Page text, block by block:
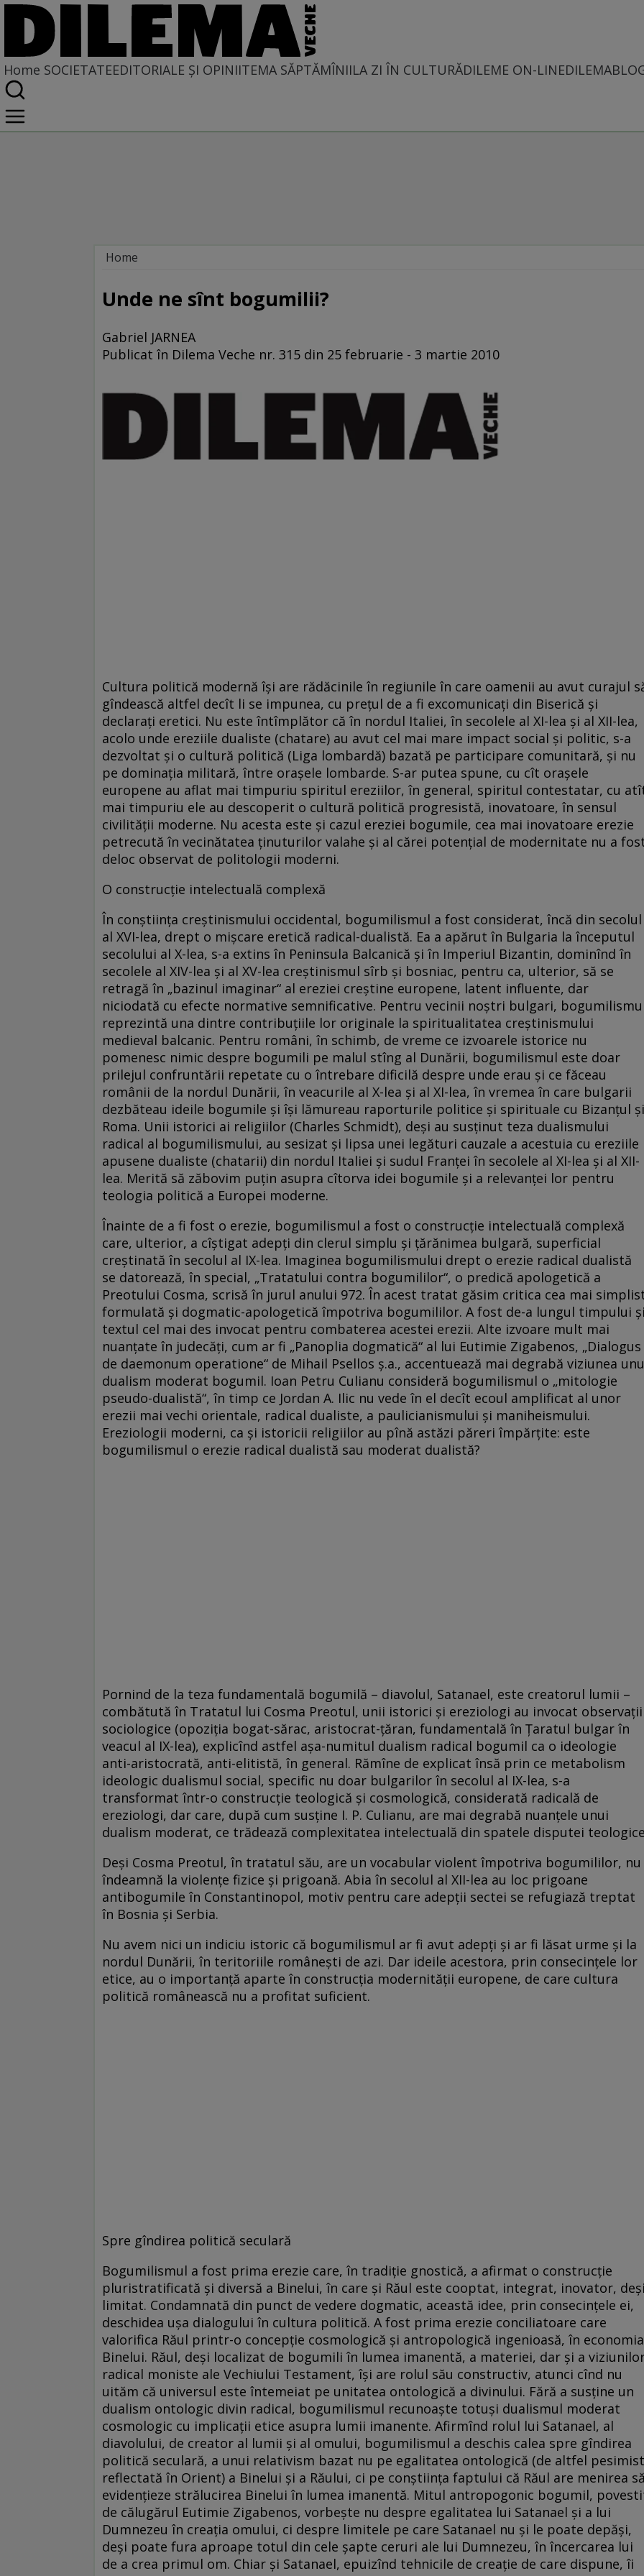
Home SOCIETATEEDITORIALE ȘI OPINIITEMA SĂPTĂMÎNIILA ZI ÎN CULTURĂDILEME ON-LINE
Home
DIN POLUL PLUS
Unde ne sînt bogumilii?
Gabriel JARNEA
Publicat în Dilema Veche nr. 315 din 25 februarie - 3 martie 2010
Cultura politică modernă îşi are rădăcinile în regiunile în care oamenii au avut curajul
gîndească altfel decît li se impunea, cu preţul de a fi excomunicaţi din Biserică şi
declaraţi eretici. Nu este întîmplător că în nordul Italiei, în secolele al XI-lea şi al XII-lea,
acolo unde ereziile dualiste (chatare) au avut cel mai mare impact social şi politic, s-a
dezvoltat şi o cultură politică (Liga lombardă) bazată pe participare comunitară, şi nu
pe dominaţia militară, între oraşele lombarde. S-ar putea spune, cu cît oraşele
europene au aflat mai timpuriu spiritul ereziilor, în general, spiritul contestatar, cu
mai timpuriu ele au descoperit o cultură politică progresistă, inovatoare, în sensul
civilităţii moderne. Nu acesta este şi cazul ereziei bogumile, cea mai inovatoare erezie
petrecută în vecinătatea ţinuturilor valahe şi al cărei potenţial de modernitate nu a
deloc observat de politologii moderni.
O construcţie intelectuală complexă
În conştiinţa creştinismului occidental, bogumilismul a fost considerat, încă din secolul
al XVI-lea, drept o mişcare eretică radical-dualistă. Ea a apărut în Bulgaria la începutul
secolului al X-lea, s-a extins în Peninsula Balcanică şi în Imperiul Bizantin, dominînd în
secolele al XIV-lea şi al XV-lea creştinismul sîrb şi bosniac, pentru ca, ulterior, să se
retragă în „bazinul imaginar“ al ereziei creştine europene, latent influente, dar
niciodată cu efecte normative semnificative. Pentru vecinii noştri bulgari,
reprezintă una dintre contribuţiile lor originale la spiritualitatea creştinismului
medieval balcanic. Pentru români, în schimb, de vreme ce izvoarele istorice nu
pomenesc nimic despre bogumili pe malul stîng al Dunării, bogumilismul este doar
prilejul confruntării repetate cu o întrebare dificilă despre unde erau şi ce făceau
românii de la nordul Dunării, în veacurile al X-lea şi al XI-lea, în vremea în care bulgarii
dezbăteau ideile bogumile şi îşi lămureau raporturile politice şi spirituale cu Bizanţul şi
Roma. Unii istorici ai religiilor (Charles Schmidt), deşi au susţinut teza dualismului
radical al bogumilismului, au sesizat şi lipsa unei legături cauzale a acestuia cu ereziile
apusene dualiste (chatarii) din nordul Italiei şi sudul Franţei în secolele al XI-lea şi al XII-
lea. Merită să zăbovim puţin asupra cîtorva idei bogumile şi a relevanţei lor pentru
teologia politică a Europei moderne.
Înainte de a fi fost o erezie, bogumilismul a fost o construcţie intelectuală complexă
care, ulterior, a cîştigat adepţi din clerul simplu şi ţărănimea bulgară, superficial
creştinată în secolul al IX-lea. Imaginea bogumilismului drept o erezie radical dualistă
se datorează, în special, „Tratatului contra bogumililor“, o predică apologetică a
Preotului Cosma, scrisă în jurul anului 972. În acest tratat găsim critica cea mai
formulată şi dogmatic-apologetică împotriva bogumililor. A fost de-a lungul timpului
textul cel mai des invocat pentru combaterea acestei erezii. Alte izvoare mult mai
nuanţate în judecăţi, cum ar fi „Panoplia dogmatică“ al lui Eutimie Zigabenos, „Dialogus
de daemonum operatione“ de Mihail Psellos ş.a., accentuează mai degrabă viziunea
dualism moderat bogumil. Ioan Petru Culianu consideră bogumilismul o „mitologie
pseudo-dualistă“, în timp ce Jordan A. Ilic nu vede în el decît ecoul amplificat al unor
erezii mai vechi orientale, radical dualiste, a paulicianismului şi maniheismului.
Ereziologii moderni, ca şi istoricii religiilor au pînă astăzi păreri împărţite: este
bogumilismul o erezie radical dualistă sau moderat dualistă?
Pornind de la teza fundamentală bogumilă – diavolul, Satanael, este creatorul lumii –
combătută în Tratatul lui Cosma Preotul, unii istorici şi ereziologi au invocat observaţii
sociologice (opoziţia bogat-sărac, aristocrat-ţăran, fundamentală în Ţaratul bulgar în
veacul al IX-lea), explicînd astfel aşa-numitul dualism radical bogumil ca o ideologie
anti-aristocrată, anti-elitistă, în general. Rămîne de explicat însă prin ce metabolism
ideologic dualismul social, specific nu doar bulgarilor în secolul al IX-lea, s-a
transformat într-o construcţie teologică şi cosmologică, considerată radicală de
ereziologi, dar care, după cum susţine I. P. Culianu, are mai degrabă nuanţele unui
dualism moderat, ce trădează complexitatea intelectuală din spatele disputei
Deşi Cosma Preotul, în tratatul său, are un vocabular violent împotriva bogumililor, nu
îndeamnă la violenţe fizice şi prigoană. Abia în secolul al XII-lea au loc prigoane
antibogumile în Constantinopol, motiv pentru care adepţii sectei se refugiază treptat
în Bosnia şi Serbia.
Nu avem nici un indiciu istoric că bogumilismul ar fi avut adepţi şi ar fi lăsat urme şi la
nordul Dunării, în teritoriile româneşti de azi. Dar ideile acestora, prin consecinţele lor
etice, au o importanţă aparte în construcţia modernităţii europene, de care cultura
politică românească nu a profitat suficient.
Spre gîndirea politică seculară
Bogumilismul a fost prima erezie care, în tradiţie gnostică, a afirmat o construcţie
pluristratificată şi diversă a Binelui, în care şi Răul este cooptat, integrat, inovator,
limitat. Condamnată din punct de vedere dogmatic, această idee, prin consecinţele ei,
deschidea uşa dialogului în cultura politică. A fost prima erezie conciliatoare care
valorifica Răul printr-o concepţie cosmologică şi antropologică ingenioasă, în economia
Binelui. Răul, deşi localizat de bogumili în lumea imanentă, a materiei, dar şi a
radical moniste ale Vechiului Testament, îşi are rolul său constructiv, atunci cînd nu
uităm că universul este întemeiat pe unitatea ontologică a divinului. Fără a susţine un
dualism ontologic divin radical, bogumilismul recunoaşte totuşi dualismul moderat
cosmologic cu implicaţii etice asupra lumii imanente. Afirmînd rolul lui Satanael, al
diavolului, de creator al lumii şi al omului, bogumilismul a deschis calea spre gîndirea
politică seculară, a unui relativism bazat nu pe egalitatea ontologică (de altfel pesimist
reflectată în Orient) a Binelui şi a Răului, ci pe conştiinţa faptului că Răul are menirea
evidenţieze strălucirea Binelui în lumea imanentă. Mitul antropogonic bogumil,
de călugărul Eutimie Zigabenos, vorbeşte nu despre egalitatea lui Satanael şi a lui
Dumnezeu în creaţia omului, ci despre limitele pe care Satanael nu şi le poate depăşi,
deşi poate fura aproape totul din cele şapte ceruri ale lui Dumnezeu, în încercarea lui
de a crea primul om. Chiar şi Satanael, epuizînd tehnicile de creaţie de care dispune, îi